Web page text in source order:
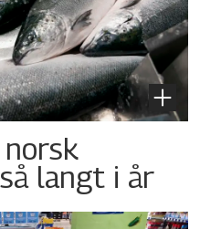
norsk
langt i år